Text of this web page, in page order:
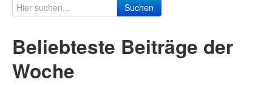
Suchen
Beliebteste Beiträge der
Woche